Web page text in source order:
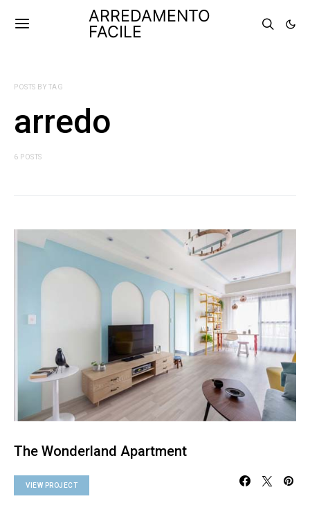
ARREDAMENTO
FACILE
POSTS BY TAG
arredo
6 POSTS
The Wonderland Apartment
VIEW PROJECT